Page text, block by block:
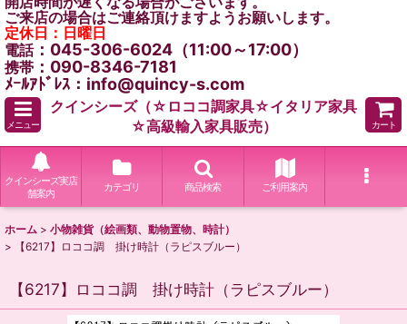
ご来店の場合はご連絡頂けますようお願いします。
定休日：日曜日
電話：045-306-6024（11:00～17:00）
携帯 ：090-8346-7181
ﾒｰﾙｱﾄﾞﾚｽ：info@quincy-s.com
メニュー
クインシーズ（☆ロココ調家具☆イタリア家具
☆高級輸入家具販売）
カート
クインシーズ実店
舗案内
カテゴリ 商品検索 ご利用案内
ホーム > 小物雑貨（絵画類、動物置物、時計）
>
【6217】ロココ調 掛け時計（ラピスブルー）
【6217】ロココ調 掛け時計（ラピスブルー）